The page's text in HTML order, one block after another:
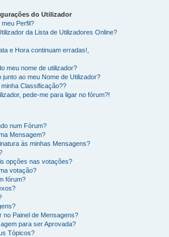
do Utilizador
Perfil?
da Lista de Utilizadores Online?
e Hora continuam erradas!,
meu nome de utilizador?
ao meu Nome de Utilizador?
Classificação??
pede-me para ligar no fórum?!
num Fórum?
Mensagem?
às minhas Mensagens?
opções nas votações?
votação?
fórum?
no Painel de Mensagens?
para ser Aprovada?
Tópicos?